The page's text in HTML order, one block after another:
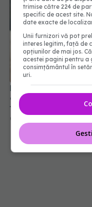
Primele 5 semne
dintre oameni le
tremor
05 aug 2026, 17:31
trimise către 224 de
specific de acest site.
date exacte de
Unii furnizori vă pot
interes legitim, față de
opțiunilor de mai jos.
acestei pagini pentru a
consimțământul în
uri.